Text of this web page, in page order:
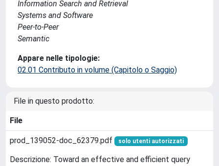
Information Search and Retrieval
Systems and Software
Peer-to-Peer
Semantic
Appare nelle tipologie:
02.01 Contributo in volume (Capitolo o Saggio)
File in questo prodotto:
File
prod_139052-doc_62379.pdf solo utenti autorizzati
Descrizione: Toward an effective and efficient query